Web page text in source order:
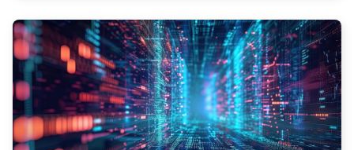
동로봇 등과 결합되면서 AI가 물리적